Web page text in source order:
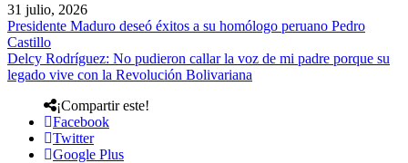
31 julio, 2026
Presidente Maduro deseó éxitos a su homólogo peruano Pedro
Castillo
Delcy Rodríguez: No pudieron callar la voz de mi padre porque su
legado vive con la Revolución Bolivariana
¡Compartir este!
Facebook
Twitter
Google Plus